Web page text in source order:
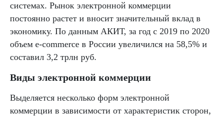
системах. Рынок электронной коммерции
постоянно растет и вносит значительный вклад в
экономику. По данным АКИТ, за год с 2019 по 2020
объем e-commerce в России увеличился на 58,5% и
составил 3,2 трлн руб.
Виды электронной коммерции
Выделяется несколько форм электронной
коммерции в зависимости от характеристик сторон,